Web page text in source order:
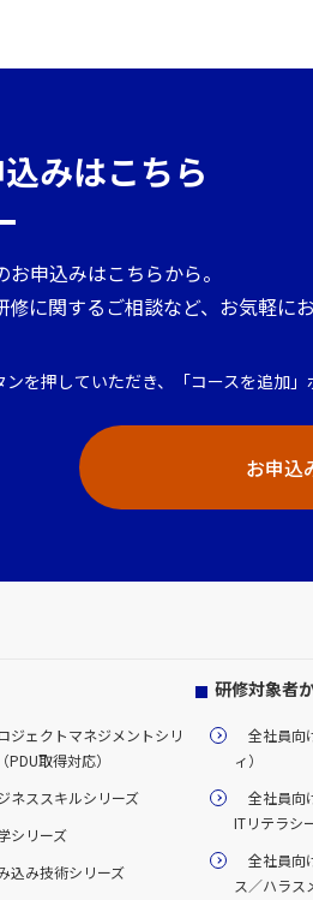
みはこちら
申込みはこちらから。
に関するご相談など、お気軽に
押していただき、「コースを追加」
お申込
ジェクトマネジメントシリ
PDU取得対応）
ネススキルシリーズ
シリーズ
込み技術シリーズ
研修対象者
全社員向
ィ）
全社員向
ITリテラシー
全社員向
ス／ハラス